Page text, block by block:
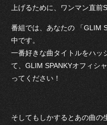
上げるために、ワンマン直前
番組では、あなたの 「GLIM
中です。
一番好きな曲タイトルをハッ
て、GLIM SPANKYオフィシ
ってください！
そしてもしかするとあの曲